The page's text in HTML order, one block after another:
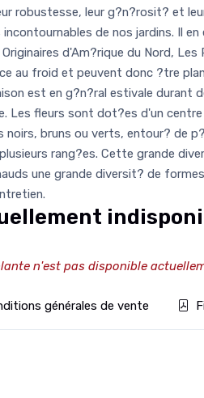
robustesse, leur g?n?rosit? et
de nos jardins. Il
d'Am?rique du Nord, Les
au froid et peuvent donc ?tre
est en g?n?ral estivale durant
Les fleurs sont dot?es d'un
noirs, bruns ou verts, entour? de
rang?es. Cette grande
une grande diversit? de
n'est pas disponible
générales de vente